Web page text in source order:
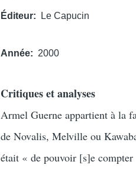
Éditeur Le Capucin
Année 2000
Critiques et analyses
Armel Guerne appartient à la
de Novalis, Melville ou
était « de pouvoir [s]e